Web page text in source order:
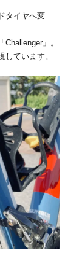
タイヤへ変
」。
ています。